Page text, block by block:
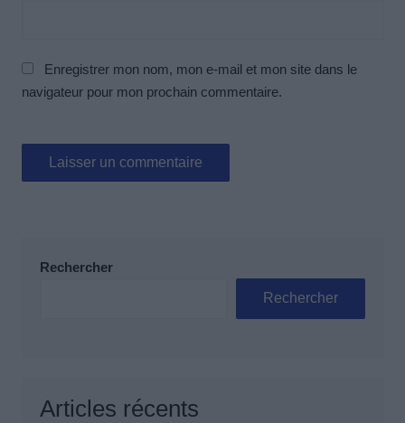
Enregistrer mon nom, mon e-mail et mon site dans le
navigateur pour mon prochain commentaire.
Rechercher
Rechercher
Articles récents